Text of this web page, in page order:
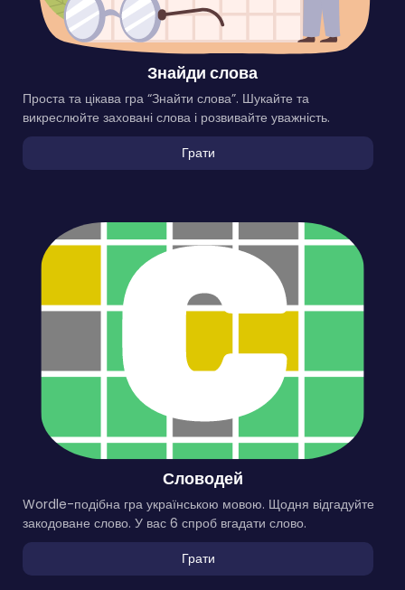
Знайди слова
Проста та цікава гра “Знайти слова”. Шукайте та
викреслюйте заховані слова і розвивайте уважність.
Грати
Словодей
Wordle-подібна гра українською мовою. Щодня відгадуйте
закодоване слово. У вас 6 спроб вгадати слово.
Грати